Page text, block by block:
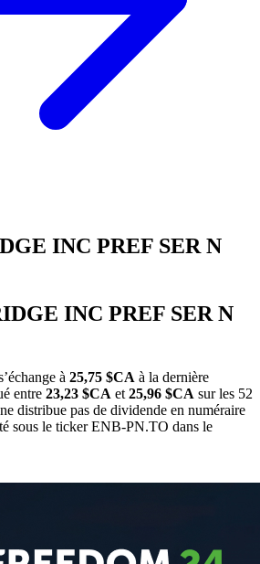
INC PREF SER N
INC PREF SER N
à 25,75 $CA à la dernière
entre 23,23 $CA et 25,96 $CA sur les 52
distribue pas de dividende en numéraire
sous le tickerENB-PN.TO dans le